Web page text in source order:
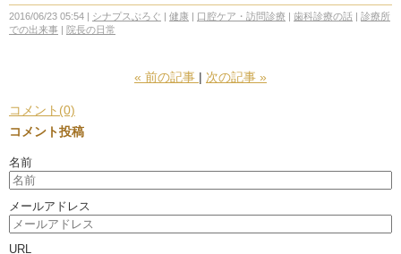
2016/06/23 05:54 シナプスぶろぐ 健康 口腔ケア・訪問診療 歯科診療の話
診療所
での出来事
院長の日常
« 前の記事 次の記事 »
コメント(0)
コメント投稿
名前
メールアドレス
URL